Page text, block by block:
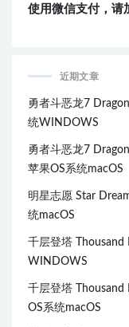
使用微信支付，请
近期文章
勇者斗恶龙7
统WINDOWS
勇者斗恶龙7
苹果OS系统macOS
明星志愿 Star
统macOS
千层登塔 Thousand
WINDOWS
千层登塔 Thousand
OS系统macOS